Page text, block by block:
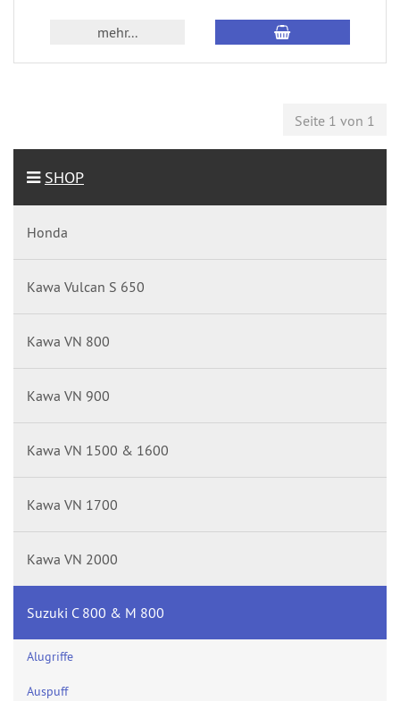
mehr...
Seite 1 von 1
SHOP
Honda
Kawa Vulcan S 650
Kawa VN 800
Kawa VN 900
Kawa VN 1500 & 1600
Kawa VN 1700
Kawa VN 2000
Suzuki C 800 & M 800
Alugriffe
Auspuff